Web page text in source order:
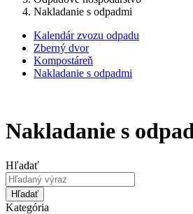
Nakladanie s odpadmi
Kalendár zvozu odpadu
Zberný dvor
Kompostáreň
Nakladanie s odpadmi
Nakladanie s
Hľadať
Hľadať
Kategória